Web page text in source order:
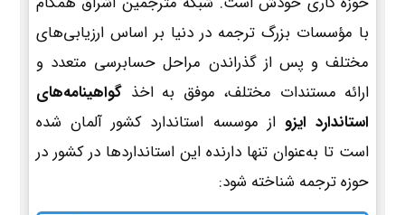
با مؤسسات بزرگ ترجمه در دنیا بر اساس ارزیابی‌های
مختلف و پس از گذراندن مراحل حسابرسی متعدد و
ارائه مستندات مختلف، موفق به اخذ گواهینامه‌های
استاندارد ایزو از موسسه استاندارد کشور آلمان شده
است تا به‌عنوان تنها دارنده این استانداردها در کشور در
حوزه ترجمه شناخته شود: